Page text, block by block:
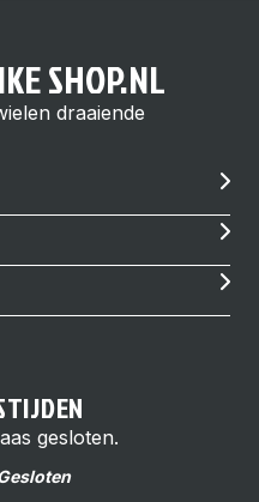
SHOP.NL
draaiende
gesloten.